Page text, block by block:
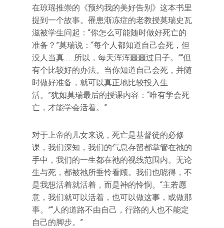
在琼瑶推崇的《预约我的美好告别》这本书里
提到一个故事。罹患渐冻症的老教授莫瑞史瓦
滋被学生问起：“你怎么可能随时做好死亡的
准备？”莫瑞说：“每个人都知道自己会死，但
没人当真……所以，每天浑浑噩噩过日子。”“但
有个比较好的办法。当你知道自己会死，并随
时做好准备，就可以真正地比较投入生
活。”犹如莫瑞最后的授课内容：“唯有学会死
亡，才能学会活着。”
对于上帝的儿女来说，死亡是基督徒的必修
课，我们深知，我们的气息存留都掌管在祂的
手中，我们的一生都在祂的视线范围内。无论
生与死，都被祂所垂怜看顾。我们也晓得，不
是我想活着就活着，而是神的怜悯。“主若愿
意，我们就可以活着，也可以做这事，或做那
事。”“人的道路不由自己，行路的人也不能定
自己的脚步。”